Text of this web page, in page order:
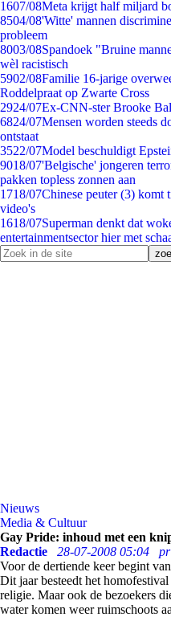
1607/08Meta krijgt half miljard
8504/08'Witte' mannen
probleem
8003/08Spandoek "Bruine
wèl racistisch
5902/08Familie 16-jarige
Roddelpraat op Zwarte Cross
2924/07Ex-CNN-ster Brooke
6824/07Mensen worden steeds
ontstaat
3522/07Model beschuldigt
9018/07'Belgische' jongeren
pakken topless zonnen aan
1718/07Chinese peuter (3) komt
video's
1618/07Superman denkt dat
entertainmentsector hier met
Nieuws
Media & Cultuur
Gay Pride: inhoud met een
Redactie
28-07-2008 05:04
Voor de dertiende keer begint
Dit jaar besteedt het
religie. Maar ook de bezoekers
water komen weer ruimschoots